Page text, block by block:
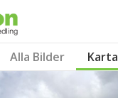
Alla Bilder Karta